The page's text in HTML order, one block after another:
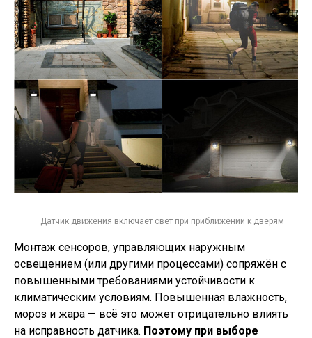
Датчик движения включает свет при приближении к дверям
Монтаж сенсоров, управляющих наружным
освещением (или другими процессами) сопряжён с
повышенными требованиями устойчивости к
климатическим условиям. Повышенная влажность,
мороз и жара — всё это может отрицательно влиять
на исправность датчика. Поэтому при выборе